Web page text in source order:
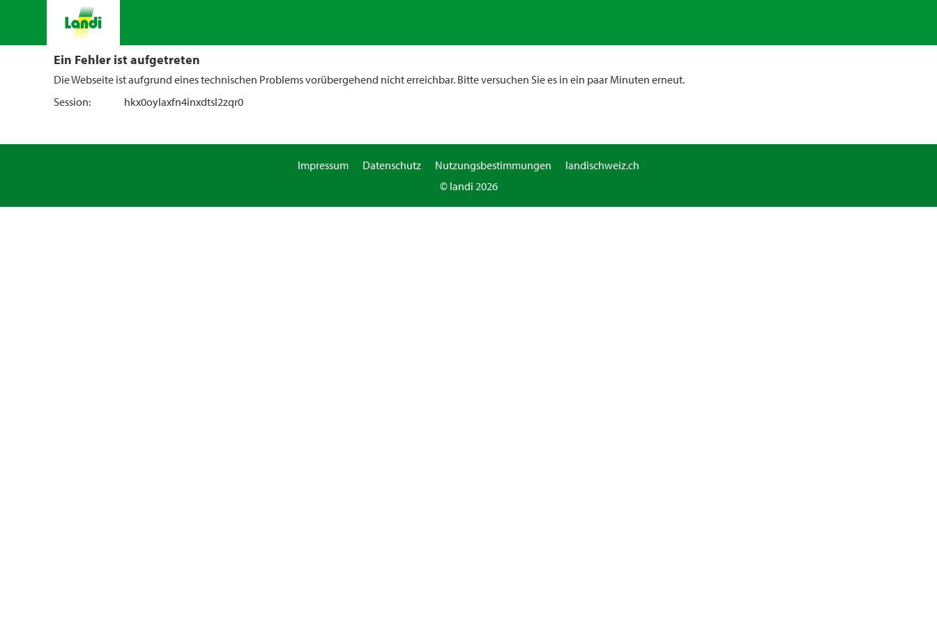
Ein Fehler ist aufgetreten
Die Webseite ist aufgrund eines technischen Problems vorübergehend nicht erreichbar. Bitte versuchen Sie es in ein paar Minuten erneut.
Session:
hkx0oylaxfn4inxdtsl2zqr0
Impressum Datenschutz Nutzungsbestimmungen
landischweiz.ch
© landi 2026